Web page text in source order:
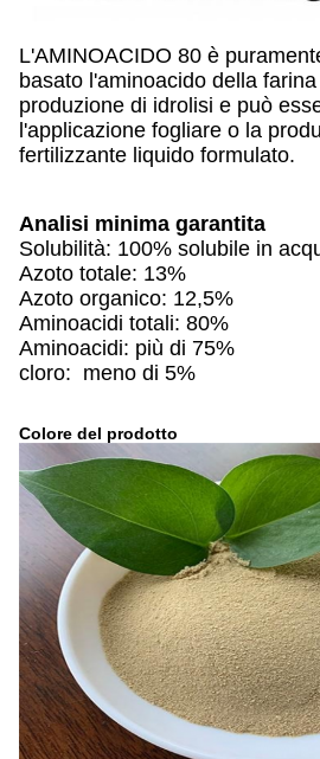
L'AMINOACIDO 80 è
basato l'aminoacido della
produzione di idrolisi e può
l'applicazione fogliare o la
fertilizzante liquido formulato.
Analisi minima garantita
Solubilità: 100% solubile in
Azoto totale: 13%
Azoto organico: 12,5%
Aminoacidi totali: 80%
Aminoacidi: più di 75%
cloro: meno di 5%
Colore del prodotto